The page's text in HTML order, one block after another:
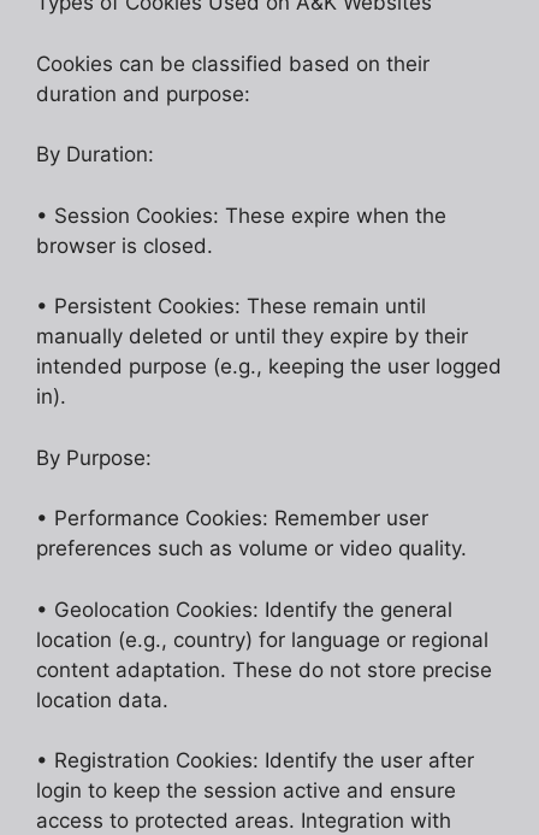
Cookies can be classified based on their
duration and purpose:
By Duration:
• Session Cookies: These expire when the
browser is closed.
• Persistent Cookies: These remain until
manually deleted or until they expire by their
intended purpose (e.g., keeping the user logged
in).
By Purpose:
• Performance Cookies: Remember user
preferences such as volume or video quality.
• Geolocation Cookies: Identify the general
location (e.g., country) for language or regional
content adaptation. These do not store precise
location data.
• Registration Cookies: Identify the user after
login to keep the session active and ensure
access to protected areas. Integration with